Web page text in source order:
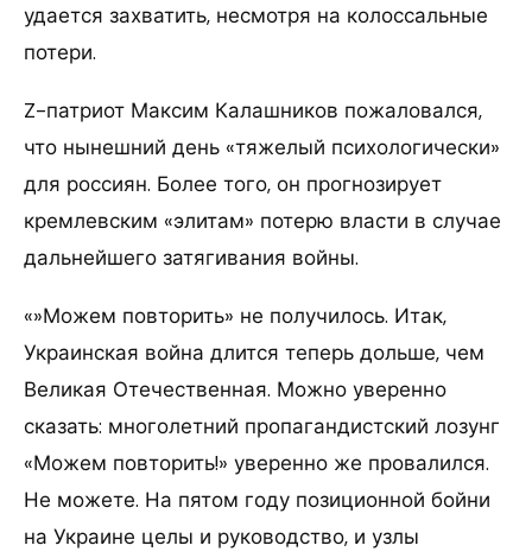
удается захватить, несмотря на колоссальные
потери.
Z-патриот Максим Калашников пожаловался,
что нынешний день «тяжелый психологически»
для россиян. Более того, он прогнозирует
кремлевским «элитам» потерю власти в случае
дальнейшего затягивания войны.
«»Можем повторить» не получилось. Итак,
Украинская война длится теперь дольше, чем
Великая Отечественная. Можно уверенно
сказать: многолетний пропагандистский лозунг
«Можем повторить!» уверенно же провалился.
Не можете. На пятом году позиционной бойни
на Украине целы и руководство, и узлы